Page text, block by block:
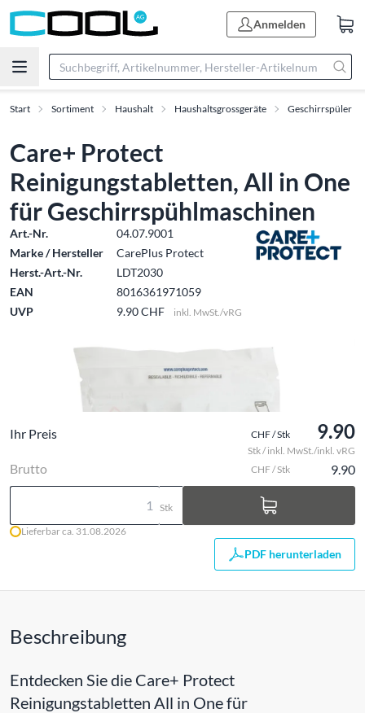
Anmelden
Start Sortiment Haushalt Haushaltsgrossgeräte Geschirrspüler
Care+ Protect
Reinigungstabletten, All in One
für Geschirrspühlmaschinen
Art.-Nr.
04.07.9001
Marke / Hersteller
CarePlus Protect
Herst.-Art.-Nr.
LDT2030
EAN
8016361971059
UVP
9.90 CHF inkl. MwSt./vRG
Ihr Preis CHF / Stk 9.90
Stk / inkl. MwSt./inkl. vRG
Brutto CHF / Stk 9.90
Stk
Lieferbar ca. 31.08.2026
PDF herunterladen
Beschreibung
Entdecken Sie die Care+ Protect
Reinigungstabletten All in One für